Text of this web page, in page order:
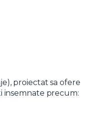
proiectat sa ofere
insemnate precum: